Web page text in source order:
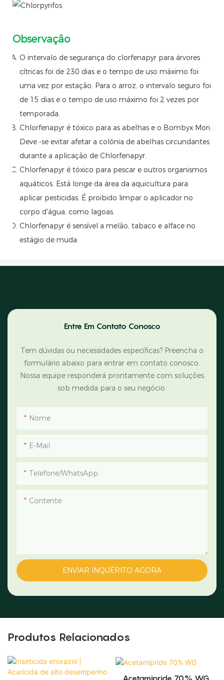
Observação
O intervalo de segurança do clorfenapyr para árvores
cítricas foi de 230 dias e o tempo de uso máximo foi
uma vez por estação; Para o arroz, o intervalo seguro foi
de 15 dias e o tempo de uso máximo foi 2 vezes por
temporada.
Chlorfenapyr é tóxico para as abelhas e o Bombyx Mori.
Deve -se evitar afetar a colônia de abelhas circundantes
durante a aplicação de Chlorfenapyr.
Chlorfenapyr é tóxico para pescar e outros organismos
aquáticos. Está longe da área da aquicultura para
aplicar pesticidas. É proibido limpar o aplicador no
corpo d'água, como lagoas.
Chlorfenapyr é sensível a melão, tabaco e alface no
estágio de muda.
Entre Em Contato Conosco
Tem dúvidas ou necessidades específicas? Preencha o
formulário abaixo para entrar em contato conosco.
Nossa equipe responderá prontamente com soluções
sob medida para o seu negócio.
Nome
E-Mail
Telefone/WhatsApp
Contente
ENVIAR INQUÉRITO AGORA
Produtos Relacionados
Acetamipride 70% WG